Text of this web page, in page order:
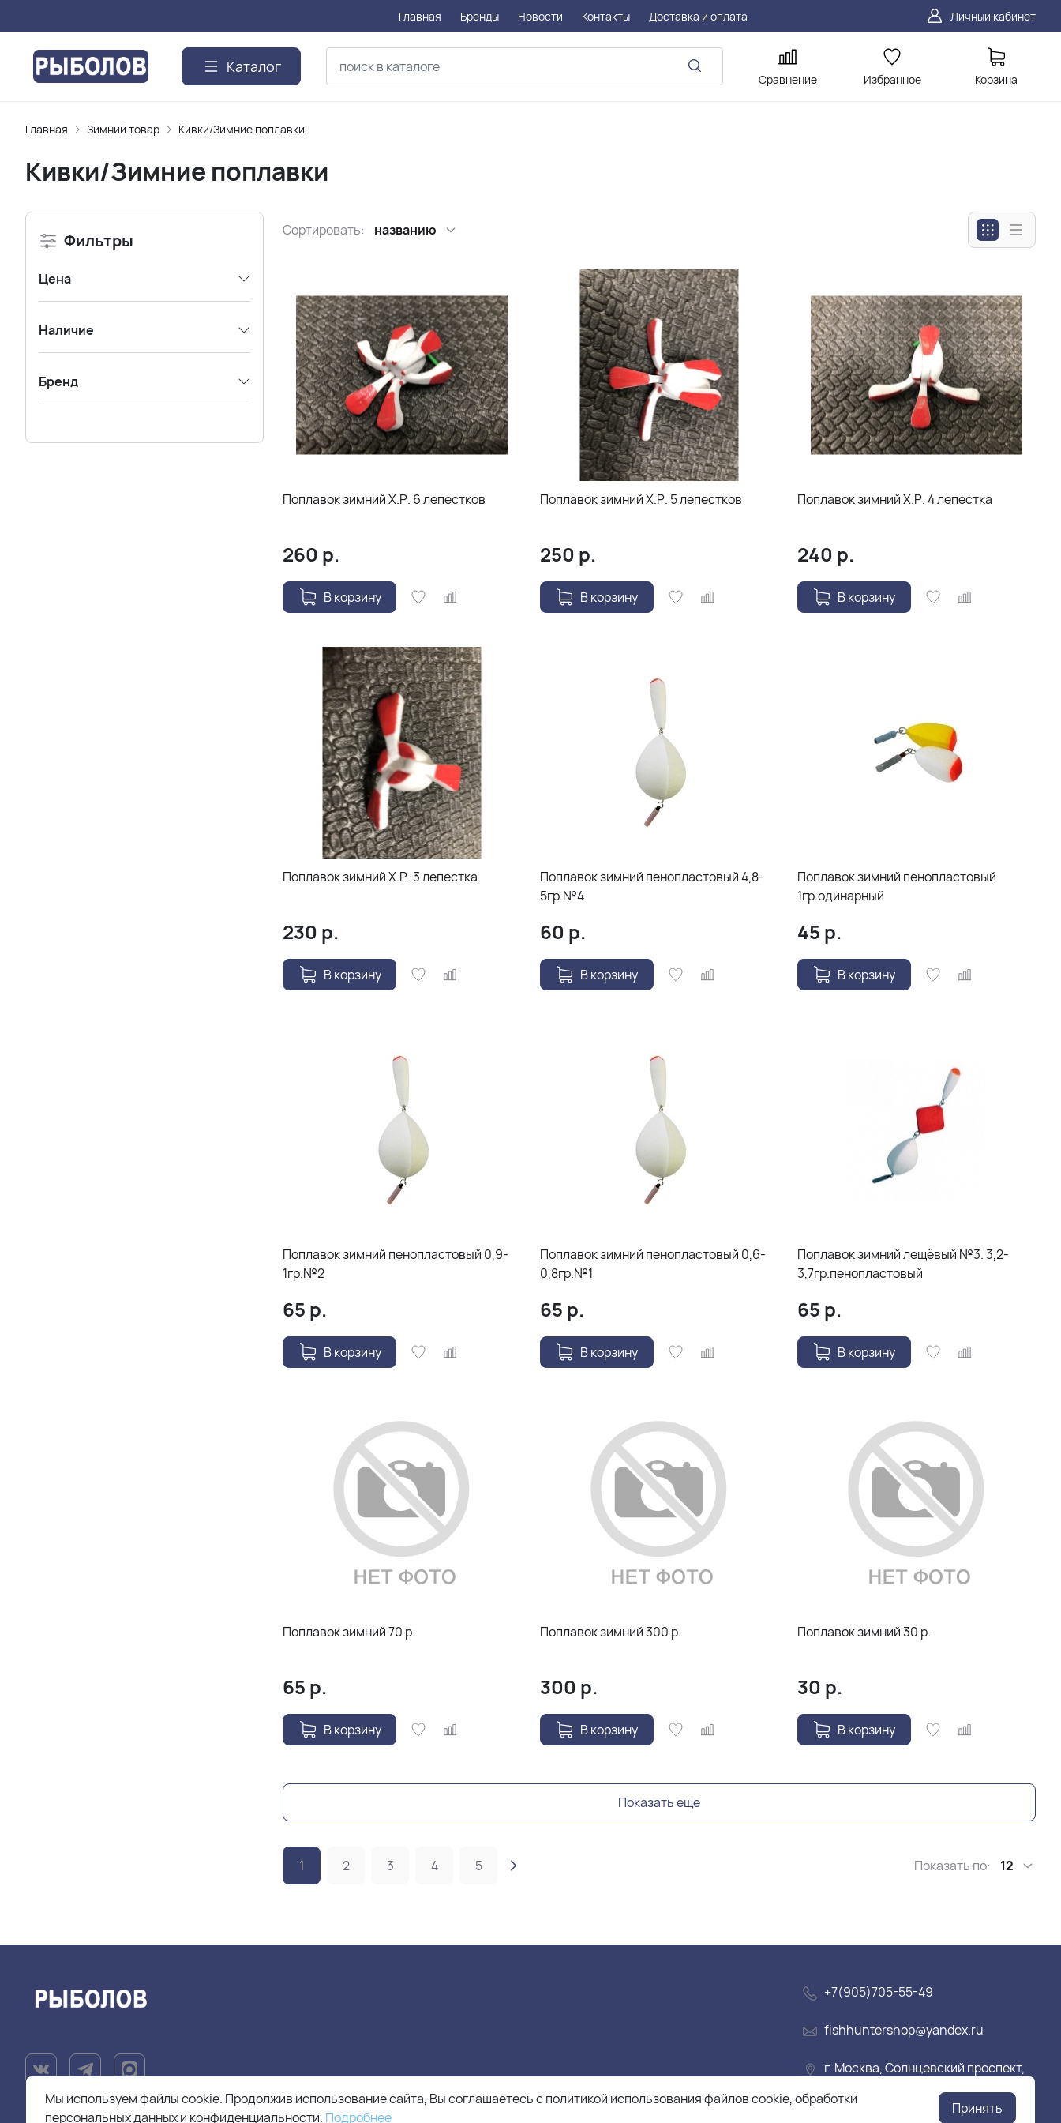
Главная Бренды Новости Контакты Доставка и оплата Личный кабинет
Каталог
Сравнение Избранное Корзина
Главная Зимний товар Кивки/Зимние поплавки
Кивки/Зимние поплавки
Фильтры
Цена
Наличие
Бренд
Сортировать: названию
Поплавок зимний Х.Р. 6 лепестков
260 р.
В корзину
Поплавок зимний Х.Р. 5 лепестков
250 р.
В корзину
Поплавок зимний Х.Р. 4 лепестка
240 р.
В корзину
Поплавок зимний Х.Р. 3 лепестка
230 р.
В корзину
Поплавок зимний пенопластовый 4,8-
5гр.№4
60 р.
В корзину
Поплавок зимний пенопластовый
1гр.одинарный
45 р.
В корзину
Поплавок зимний пенопластовый 0,9-
1гр.№2
65 р.
В корзину
Поплавок зимний пенопластовый 0,6-
0,8гр.№1
65 р.
В корзину
Поплавок зимний лещёвый №3. 3,2-
3,7гр.пенопластовый
65 р.
В корзину
Поплавок зимний 70 р.
65 р.
В корзину
Поплавок зимний 300 р.
300 р.
В корзину
Поплавок зимний 30 р.
30 р.
В корзину
Показать еще
1 2 3 4 5 Показать по: 12
+7(905)705-55-49
fishhuntershop@yandex.ru
г. Москва, Солнцевский проспект,
Мы используем файлы cookie. Продолжив использование сайта, Вы соглашаетесь с политикой использования файлов cookie, обработки
персональных данных и конфиденциальности. Подробнее
Принять